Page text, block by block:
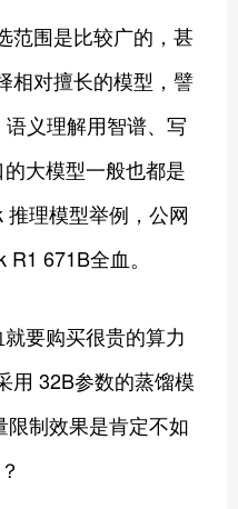
范围是比较广的，甚
相对擅长的模型，譬
义理解用智谱、写
大模型一般也都是
理模型举例，公网
671B全血。
要购买很贵的算力
用 32B参数的蒸馏模
制效果是肯定不如